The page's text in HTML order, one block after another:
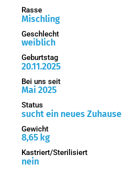
Rasse
Mischling
Geschlecht
weiblich
Geburtstag
20.11.2025
Bei uns seit
Mai 2025
Status
sucht ein neues Zuhause
Gewicht
8,65 kg
Kastriert/Sterilisiert
nein